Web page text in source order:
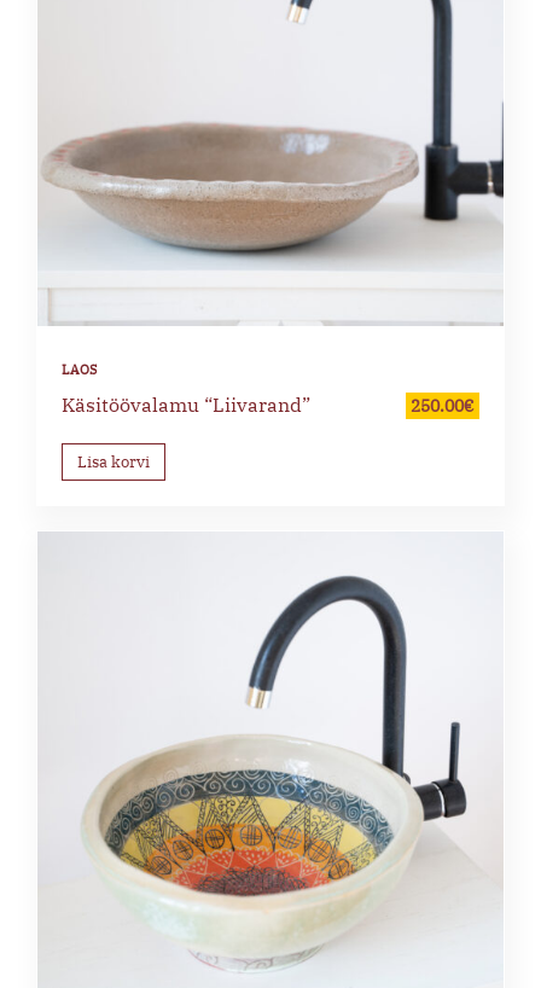
Käsitöövalamu “Liivarand” 250.00€
Lisa korvi